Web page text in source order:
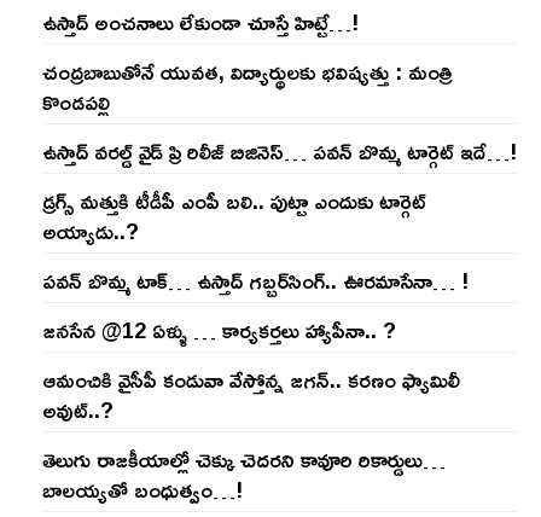
ఉస్తాద్ అంచ‌నాలు లేకుండా చూస్తే హిట్టే…!
చంద్ర‌బాబుతోనే యువ‌త‌, విద్యార్థుల‌కు భ‌విష్య‌త్తు : మంత్రి
కొండ‌ప‌ల్లి
ఉస్తాద్ వ‌ర‌ల్డ్ వైడ్ ప్రి రిలీజ్ బిజినెస్‌… ప‌వ‌న్ బొమ్మ టార్గెట్ ఇదే…!
డ్రగ్స్ మత్తుకి టీడీపీ ఎంపీ బలి.. పుట్టా ఎందుకు టార్గెట్
అయ్యాడు..?
ప‌వ‌న్ బొమ్మ టాక్‌… ఉస్తాద్ గ‌బ్బ‌ర్‌సింగ్‌.. ఊర‌మాసేనా… !
జనసేన @12 ఏళ్ళు … కార్యకర్తలు హ్యాపీనా.. ?
ఆమంచికి వైసీపీ కండువా వేస్తోన్న జ‌గ‌న్‌.. క‌ర‌ణం ఫ్యామిలీ
అవుట్‌..?
తెలుగు రాజ‌కీయాల్లో చెక్కు చెద‌ర‌ని కావూరి రికార్డులు…
బాల‌య్యతో బంధుత్వం…!